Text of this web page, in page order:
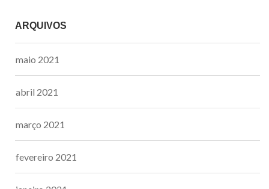
ARQUIVOS
maio 2021
abril 2021
março 2021
fevereiro 2021